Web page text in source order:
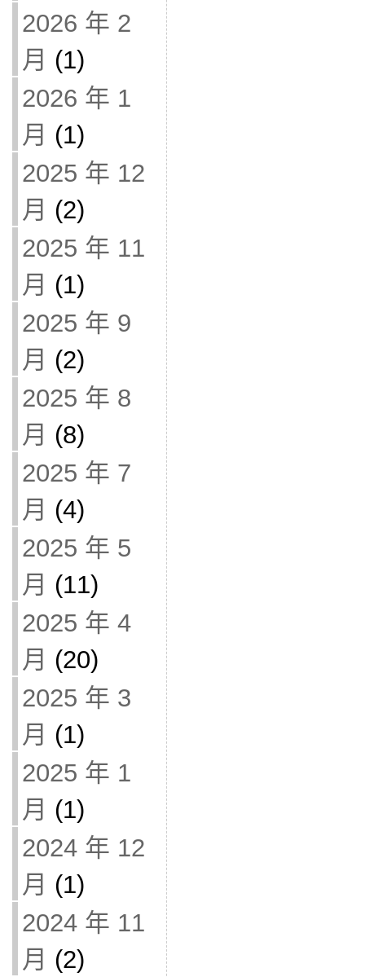
2026 年 2
月 (1)
2026 年 1
月 (1)
2025 年 12
月 (2)
2025 年 11
月 (1)
2025 年 9
月 (2)
2025 年 8
月 (8)
2025 年 7
月 (4)
2025 年 5
月 (11)
2025 年 4
月 (20)
2025 年 3
月 (1)
2025 年 1
月 (1)
2024 年 12
月 (1)
2024 年 11
月 (2)